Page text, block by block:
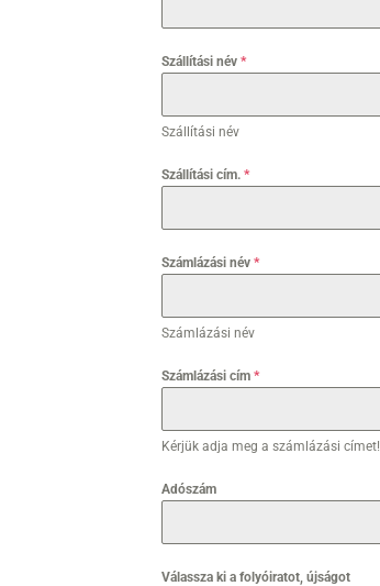
Szállítási név *
Szállítási név
Szállítási cím. *
Számlázási név *
Számlázási név
Számlázási cím *
Kérjük adja meg a számlázási címet!
Adószám
Válassza ki a folyóiratot, újságot